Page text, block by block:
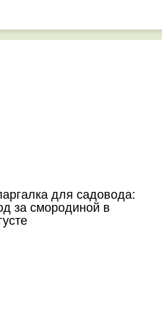
для садовода:
за смородиной в